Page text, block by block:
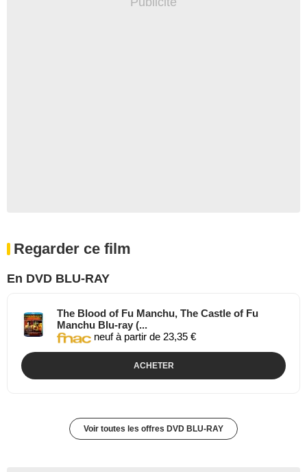
Regarder ce film
En DVD BLU-RAY
The Blood of Fu Manchu, The Castle of Fu
Manchu Blu-ray (...
neuf à partir de 23,35 €
ACHETER
Voir toutes les offres DVD BLU-RAY